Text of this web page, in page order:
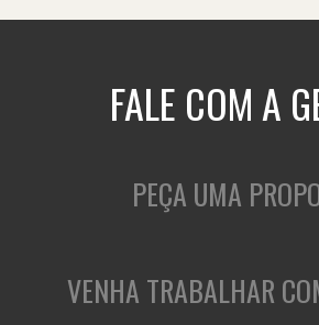
FALE COM A
PEÇA UMA
VENHA TRABALHAR